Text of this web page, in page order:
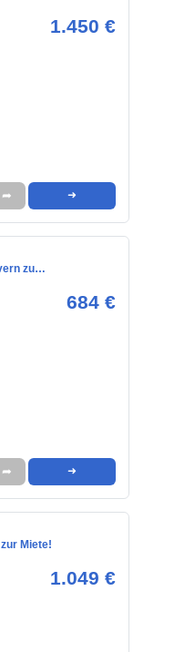
1.450 €
➦ ➜
zu…
684 €
➦ ➜
Miete!
1.049 €